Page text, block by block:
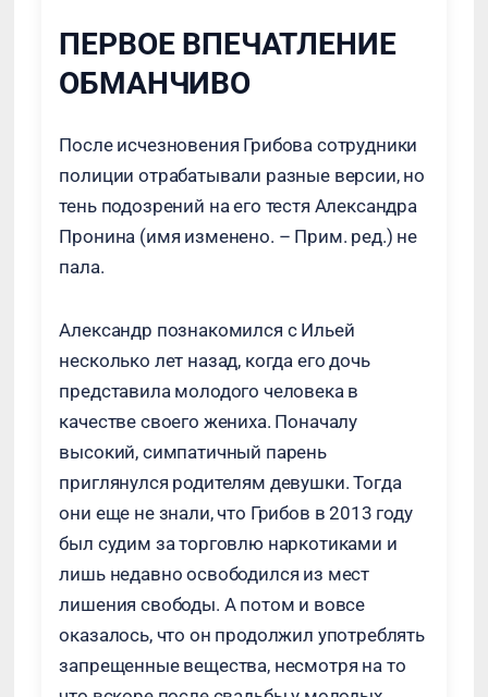
ПЕРВОЕ ВПЕЧАТЛЕНИЕ
ОБМАНЧИВО
После исчезновения Грибова сотрудники
полиции отрабатывали разные версии, но
тень подозрений на его тестя Александра
Пронина (имя изменено. – Прим. ред.) не
пала.
Александр познакомился с Ильей
несколько лет назад, когда его дочь
представила молодого человека в
качестве своего жениха. Поначалу
высокий, симпатичный парень
приглянулся родителям девушки. Тогда
они еще не знали, что Грибов в 2013 году
был судим за торговлю наркотиками и
лишь недавно освободился из мест
лишения свободы. А потом и вовсе
оказалось, что он продолжил употреблять
запрещенные вещества, несмотря на то